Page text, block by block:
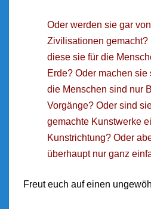
Oder werden sie gar
Zivilisationen gemacht?
diese sie für die
Erde? Oder machen
die Menschen sind nur
Vorgänge? Oder sind
gemachte Kunstwerke
Kunstrichtung? Oder
überhaupt nur ganz
Freut euch auf einen